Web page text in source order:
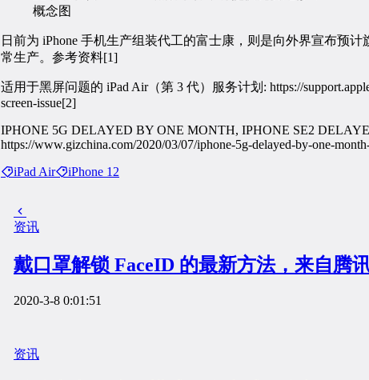
概念图
日前为 iPhone 手机生产组装代工的富士康，则是向外界宣布预
常生产。参考资料[1]
适用于黑屏问题的 iPad Air（第 3 代）服务计划: https://
screen-issue[2]
IPHONE 5G DELAYED BY ONE MONTH, IPHONE SE2
https://www.gizchina.com/2020/03/07/iphone-5g-delayed-by-one-
iPad Air
iPhone 12
资讯
戴口罩解锁 FaceID 的最新方法，来自腾
2020-3-8 0:01:51
资讯